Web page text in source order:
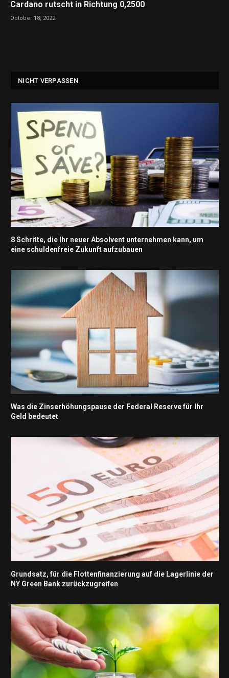
Cardano rutscht in Richtung 0,2500
October 18, 2022
NICHT VERPASSEN
8 Schritte, die Ihr neuer Absolvent unternehmen kann, um
eine schuldenfreie Zukunft aufzubauen
Was die Zinserhöhungspause der Federal Reserve für Ihr
Geld bedeutet
Grundsatz, für die Flottenfinanzierung auf die Lagerlinie der
NY Green Bank zurückzugreifen